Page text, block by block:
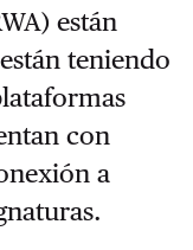
están
teniendo
con
a